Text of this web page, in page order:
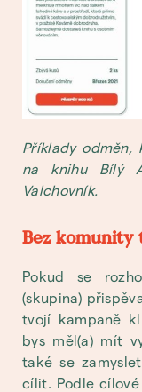
Příklady odměn,
na knihu Bílý
Valchovník.
Bez komunity
Pokud se
(skupina)
tvojí kampaně
bys měl(a) mít
také se
cílit. Podle